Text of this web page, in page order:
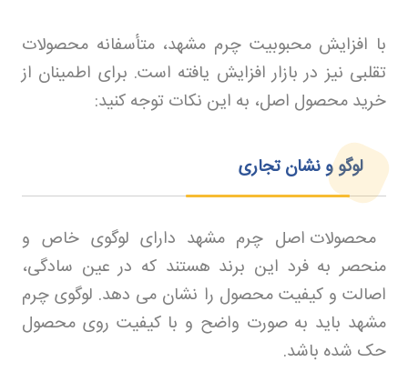
با افزایش محبوبیت چرم مشهد، متأسفانه محصولات
تقلبی نیز در بازار افزایش یافته است. برای اطمینان از
خرید محصول اصل، به این نکات توجه کنید:
لوگو و نشان تجاری
محصولات اصل چرم مشهد دارای لوگوی خاص و
منحصر به فرد این برند هستند که در عین سادگی،
اصالت و کیفیت محصول را نشان می دهد. لوگوی چرم
مشهد باید به صورت واضح و با کیفیت روی محصول
حک شده باشد.